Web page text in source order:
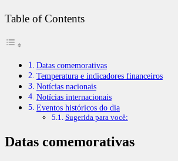
Table of Contents
Datas comemorativas
Temperatura e indicadores financeiros
Notícias nacionais
Notícias internacionais
Eventos históricos do dia
Sugerida para você:
Datas comemorativas